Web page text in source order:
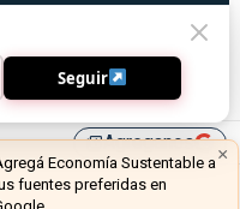
library_addAgreganos
Seguir